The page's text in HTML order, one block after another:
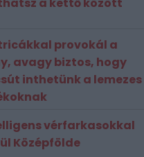
provokál a
avagy biztos, hogy
inthetünk a lemezes
vérfarkasokkal
Középfölde